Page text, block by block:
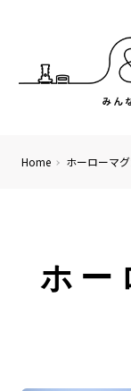
Home ホーローマ
ホー